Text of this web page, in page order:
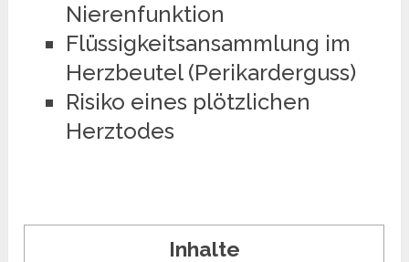
Nierenfunktion
Flüssigkeitsansammlung im
Herzbeutel (Perikarderguss)
Risiko eines plötzlichen
Herztodes
Inhalte